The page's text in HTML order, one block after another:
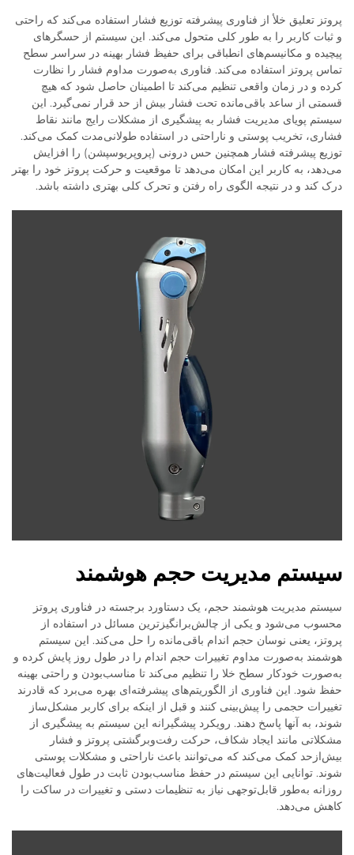
پروتز تعلیق خلأ از فناوری پیشرفته توزیع فشار استفاده می‌کند که راحتی
و ثبات کاربر را به طور کلی متحول می‌کند. این سیستم از حسگرهای
پیچیده و مکانیسم‌های انطباقی برای حفیظ فشار بهینه در سراسر سطح
تماس پروتز استفاده می‌کند. فناوری به‌صورت مداوم فشار را نظارت
کرده و در زمان واقعی تنظیم می‌کند تا اطمینان حاصل شود که هیچ
قسمتی از ساعد باقی‌مانده تحت فشار بیش از حد قرار نمی‌گیرد. این
سیستم پویای مدیریت فشار به پیشگیری از مشکلات رایج مانند نقاط
فشاری، تخریب پوستی و ناراحتی در استفاده طولانی‌مدت کمک می‌کند.
توزیع پیشرفته فشار همچنین حس درونی (پروپریوسپشن) را افزایش
می‌دهد، به کاربر این امکان می‌دهد تا موقعیت و حرکت پروتز خود را بهتر
درک کند و در نتیجه الگوی راه رفتن و تحرک کلی بهتری داشته باشد.
سیستم مدیریت حجم هوشمند
سیستم مدیریت هوشمند حجم، یک دستاورد برجسته در فناوری پروتز
محسوب می‌شود و یکی از چالش‌برانگیزترین مسائل در استفاده از
پروتز، یعنی نوسان حجم اندام باقی‌مانده را حل می‌کند. این سیستم
هوشمند به‌صورت مداوم تغییرات حجم اندام را در طول روز پایش کرده و
به‌صورت خودکار سطح خلا را تنظیم می‌کند تا مناسب‌بودن و راحتی بهینه
حفظ شود. این فناوری از الگوریتم‌های پیشرفته‌ای بهره می‌برد که قادرند
تغییرات حجمی را پیش‌بینی کنند و قبل از اینکه برای کاربر مشکل‌ساز
شوند، به آنها پاسخ دهند. رویکرد پیشگیرانه این سیستم به پیشگیری از
مشکلاتی مانند ایجاد شکاف، حرکت رفت‌وبرگشتی پروتز و فشار
بیش‌ازحد کمک می‌کند که می‌توانند باعث ناراحتی و مشکلات پوستی
شوند. توانایی این سیستم در حفظ مناسب‌بودن ثابت در طول فعالیت‌های
روزانه به‌طور قابل‌توجهی نیاز به تنظیمات دستی و تغییرات در ساکت را
کاهش می‌دهد.